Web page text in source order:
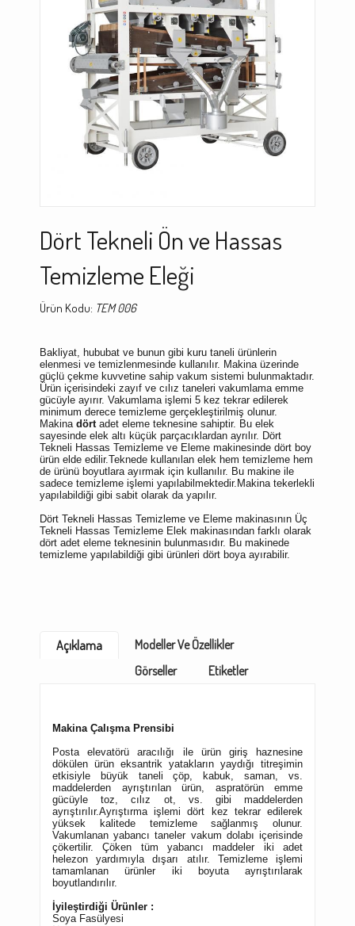
Dört Tekneli Ön ve Hassas
Temizleme Eleği
Ürün Kodu: TEM 006
Bakliyat, hububat ve bunun gibi kuru taneli ürünlerin
elenmesi ve temizlenmesinde kullanılır. Makina üzerinde
güçlü çekme kuvvetine sahip vakum sistemi bulunmaktadır.
Ürün içerisindeki zayıf ve cılız taneleri vakumlama emme
gücüyle ayırır. Vakumlama işlemi 5 kez tekrar edilerek
minimum derece temizleme gerçekleştirilmiş olunur.
Makina dörtadet eleme teknesine sahiptir. Bu elek
sayesinde elek altı küçük parçacıklardan ayrılır. Dört
Tekneli Hassas Temizleme ve Eleme makinesinde dört boy
ürün elde edilir.Teknede kullanılan elek hem temizleme hem
de ürünü boyutlara ayırmak için kullanılır. Bu makine ile
sadece temizleme işlemi yapılabilmektedir.Makina tekerlekli
yapılabildiği gibi sabit olarak da yapılır.
Dört Tekneli Hassas Temizleme ve Eleme makinasının Üç
Tekneli Hassas Temizleme Elek makinasından farklı olarak
dört adet eleme teknesinin bulunmasıdır. Bu makinede
temizleme yapılabildiği gibi ürünleri dört boya ayırabilir.
Açıklama
Modeller Ve Özellikler
Görseller
Etiketler
Makina Çalışma Prensibi
Posta elevatörü aracılığı ile ürün giriş haznesine
dökülen ürün eksantrik yatakların yaydığı titreşimin
etkisiyle büyük taneli çöp, kabuk, saman, vs.
maddelerden ayrıştırılan ürün, aspratörün emme
gücüyle toz, cılız ot, vs. gibi maddelerden
ayrıştırılır.Ayrıştırma işlemi dört kez tekrar edilerek
yüksek kalitede temizleme sağlanmış olunur.
Vakumlanan yabancı taneler vakum dolabı içerisinde
çökertilir. Çöken tüm yabancı maddeler iki adet
helezon yardımıyla dışarı atılır. Temizleme işlemi
tamamlanan ürünler iki boyuta ayrıştırılarak
boyutlandırılır.
İyileştirdiği Ürünler :
Soya Fasülyesi